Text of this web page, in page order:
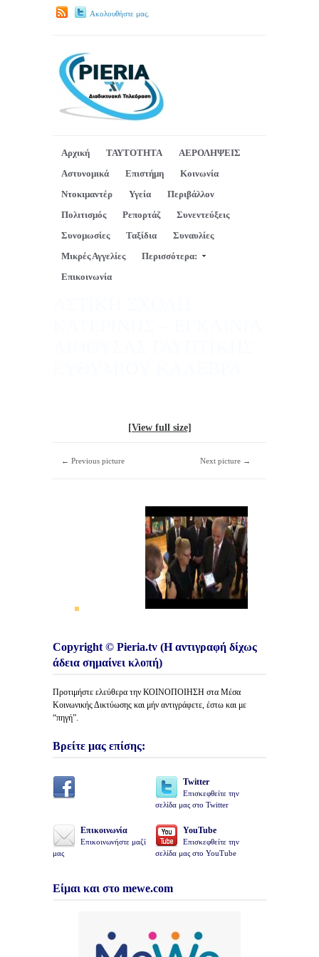
Ακολουθήστε μας.
Αρχική ΤΑΥΤΟΤΗΤΑ
ΑΕΡΟΛΗΨΕΙΣ
Αστυνομικά
Επιστήμη
Κοινωνία
Ντοκιμαντέρ
Υγεία
Περιβάλλον
Πολιτισμός
Ρεπορτάζ
Συνεντεύξεις
Συνομωσίες
Ταξίδια
Συναυλίες
Μικρές Αγγελίες
Περισσότερα:
Επικοινωνία
[View full size]
← Previous picture Next picture →
Copyright © Pieria.tv (Η αντιγραφή δίχως
άδεια σημαίνει κλοπή)
Προτιμήστε ελεύθερα την ΚΟΙΝΟΠΟΙΗΣΗ στα Μέσα
Κοινωνικής Δικτύωσης και μήν αντιγράφετε, έστω και με
“πηγή”.
Βρείτε μας επίσης:
Twitter
Επισκεφθείτε την
σελίδα μας στο Twitter
Επικοινωνία
Επικοινωνήστε μαζί
μας
YouTube
Επισκεφθείτε την
σελίδα μας στο YouTube
Είμαι και στο mewe.com